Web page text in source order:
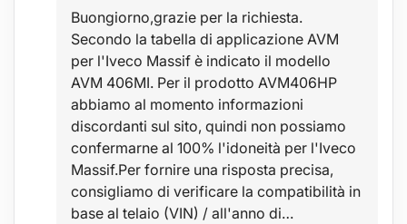
Cavo di alimentazione lungo
saldatura
pirogravia/incisione
timbriatura
Contenuto della confezione:
1x penna saldante e da taglio
10x punte per pirografia
9x timbri per pirografia
Buongiorno,grazie per la richiesta.
Secondo la tabella di applicazione AVM
per l'Iveco Massif è indicato il modello
AVM 406MI. Per il prodotto AVM406HP
abbiamo al momento informazioni
discordanti sul sito, quindi non possiamo
confermarne al 100% l'idoneità per l'Iveco
Massif.Per fornire una risposta precisa,
consigliamo di verificare la compatibilità in
base al telaio (VIN) / all'anno di…